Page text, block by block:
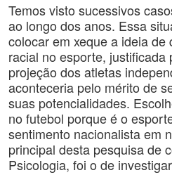
Temos visto sucessivos
ao longo dos anos. Essa
colocar em xeque a ideia
racial no esporte, justificada
projeção dos atletas
aconteceria pelo mérito de
suas potencialidades.
no futebol porque é o
sentimento nacionalista em
principal desta pesquisa de
Psicologia, foi o de